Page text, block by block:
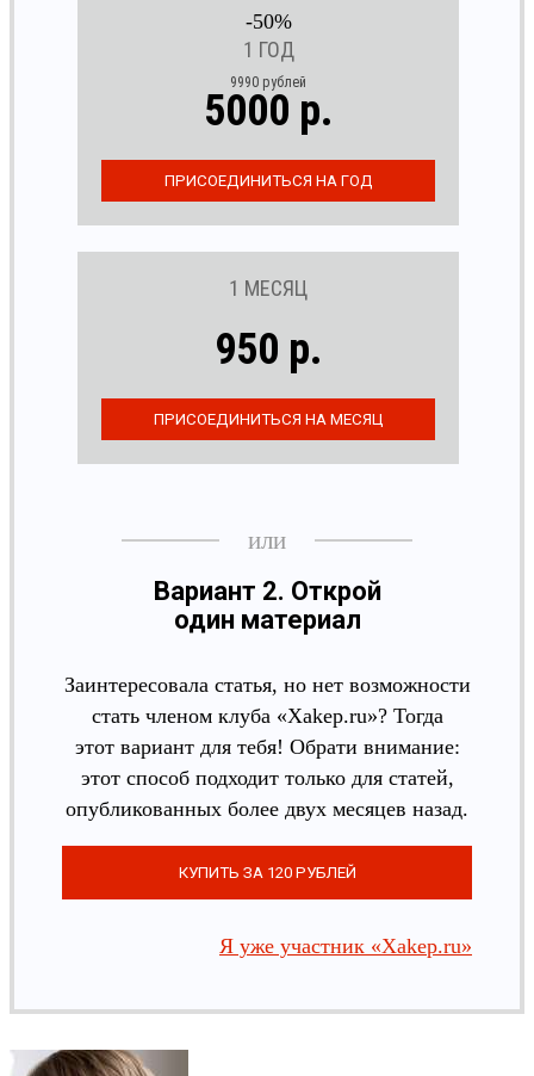
-50%
1 ГОД
9990 рублей
5000 р.
1 МЕСЯЦ
950 р.
Вариант 2. Открой
один материал
Заинтересовала статья, но нет возможности
стать членом клуба «Xakep.ru»? Тогда
этот вариант для тебя! Обрати внимание:
этот способ подходит только для статей,
опубликованных более двух месяцев назад.
Я уже участник «Xakep.ru»